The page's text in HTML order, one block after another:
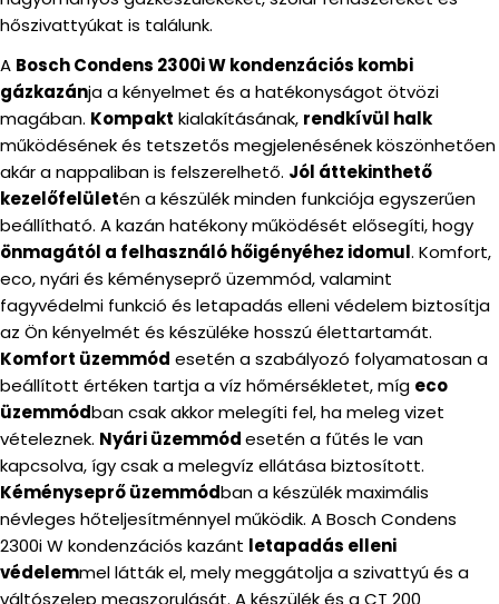
hőszivattyúkat is találunk.
A Bosch Condens 2300i W kondenzációs kombi
gázkazánja a kényelmet és a hatékonyságot ötvözi
magában. Kompakt kialakításának, rendkívül halk
működésének és tetszetős megjelenésének köszönhetően
akár a nappaliban is felszerelhető. Jól áttekinthető
kezelőfelületén a készülék minden funkciója egyszerűen
beállítható. A kazán hatékony működését elősegíti, hogy
önmagától a felhasználó hőigényéhez idomul. Komfort,
eco, nyári és kéményseprő üzemmód, valamint
fagyvédelmi funkció és letapadás elleni védelem biztosítja
az Ön kényelmét és készüléke hosszú élettartamát.
Komfort üzemmód esetén a szabályozó folyamatosan a
beállított értéken tartja a víz hőmérsékletet, míg eco
üzemmódban csak akkor melegíti fel, ha meleg vizet
vételeznek. Nyári üzemmódesetén a fűtés le van
kapcsolva, így csak a melegvíz ellátása biztosított.
Kéményseprő üzemmódban a készülék maximális
névleges hőteljesítménnyel működik. A Bosch Condens
2300i W kondenzációs kazánt letapadás elleni
védelemmel látták el, mely meggátolja a szivattyú és a
váltószelep megszorulását. A készülék és a CT 200